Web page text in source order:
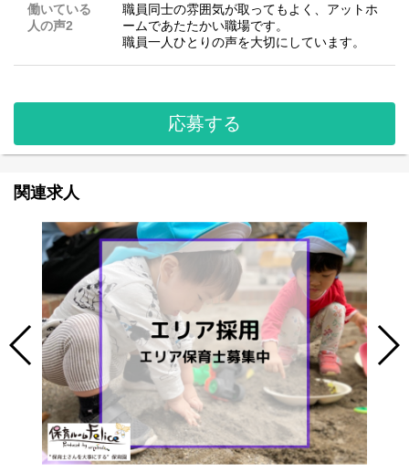
働いている
人の声2
職員同士の雰囲気が取ってもよく、アットホ
ームであたたかい職場です。
職員一人ひとりの声を大切にしています。
応募する
関連求人